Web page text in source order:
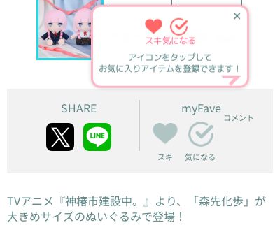
✕
スキ気になる
アイコンをタップして
お気に入りアイテムを登録できます！
SHARE myFave
スキ 気になる
コメント
TVアニメ『神椿市建設中。』より、「森先化歩」が
大きめサイズのぬいぐるみで登場！